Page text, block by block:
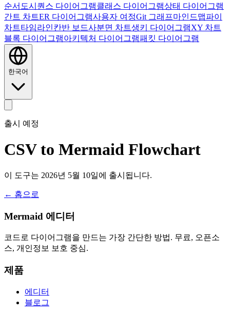
순서도시퀀스 다이어그램클래스 다이어그램상태 다이어그램
간트 차트ER 다이어그램사용자 여정Git 그래프마인드맵파이
차트타임라인칸반 보드사분면 차트생키 다이어그램XY 차트
블록 다이어그램아키텍처 다이어그램패킷 다이어그램
한국어
출시 예정
CSV to Mermaid Flowchart
이 도구는 2026년 5월 10일에 출시됩니다.
← 홈으로
Mermaid 에디터
코드로 다이어그램을 만드는 가장 간단한 방법. 무료, 오픈소
스, 개인정보 보호 중심.
제품
에디터
블로그